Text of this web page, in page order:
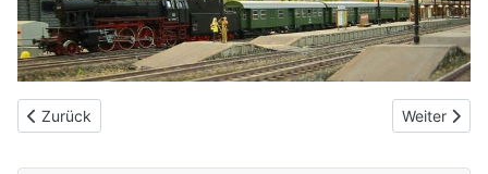
Vorheriger Beitrag: Stadtpost Mühlheim - In der Miniaturwelt
Zurück Nächster
Weiter